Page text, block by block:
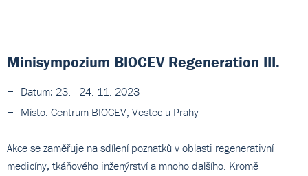
Minisympozium BIOCEV Regeneration III.
Datum: 23. - 24. 11. 2023
Místo: Centrum BIOCEV, Vestec u Prahy
Akce se zaměřuje na sdílení poznatků v oblasti regenerativní
medicíny, tkáňového inženýrství a mnoho dalšího. Kromě